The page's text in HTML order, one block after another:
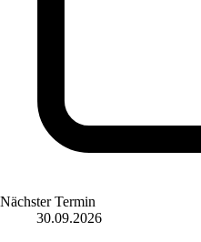
Nächster Termin
30.09.2026